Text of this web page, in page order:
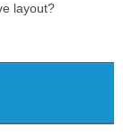
layout?